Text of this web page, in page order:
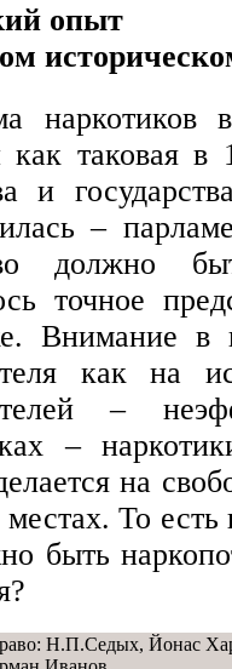
опыт
наркотиков
таковая в
и
–
должно
точное
Внимание в
как на
–
–
на
местах. То
быть